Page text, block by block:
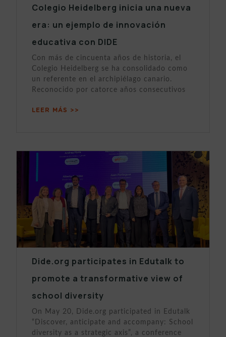
Colegio Heidelberg inicia una nueva
era: un ejemplo de innovación
educativa con DIDE
Con más de cincuenta años de historia, el
Colegio Heidelberg se ha consolidado como
un referente en el archipiélago canario.
Reconocido por catorce años consecutivos
LEER MÁS >>
Dide.org participates in Edutalk to
promote a transformative view of
school diversity
On May 20, Dide.org participated in Edutalk
“Discover, anticipate and accompany: School
diversity as a strategic axis”, a conference